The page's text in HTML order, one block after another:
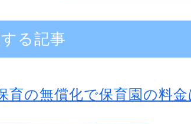
る記事
育の無償化で保育園の料